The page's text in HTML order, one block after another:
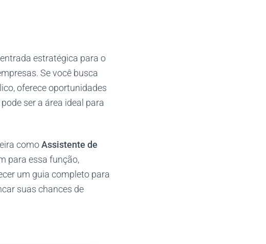
estratégica para o
Se você busca
oferece oportunidades
ser a área ideal para
comoAssistente de
para essa função,
um guia completo para
suas chances de